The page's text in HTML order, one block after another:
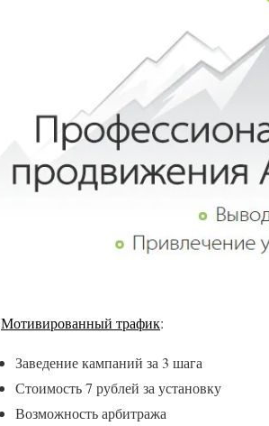
Мотивированный трафик:
Заведение кампаний за 3 шага
Стоимость 7 рублей за установку
Возможность арбитража